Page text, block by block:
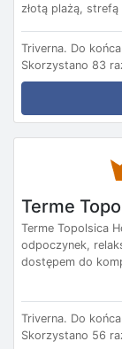
złotą plażą,
Triverna. Do
Skorzystano 83
Terme
Terme Topolsica
odpoczynek,
dostępem do
Triverna. Do
Skorzystano 56